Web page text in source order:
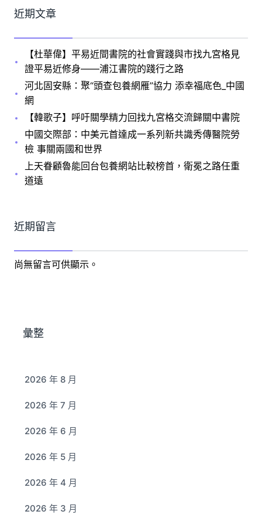
近期文章
【杜華偉】平易近間書院的社會實踐與市找九宮格見
證平易近修身——浦江書院的踐行之路
河北固安縣：聚“頭查包養網雁”協力 添幸福底色_中國
網
【韓歌子】呼吁關學精力回找九宮格交流歸關中書院
中國交際部：中美元首達成一系列新共識秀傳醫院勞
檢 事關兩國和世界
上天眷顧魯能回台包養網站比較榜首，衛冕之路任重
道遠
近期留言
尚無留言可供顯示。
彙整
2026 年 8 月
2026 年 7 月
2026 年 6 月
2026 年 5 月
2026 年 4 月
2026 年 3 月